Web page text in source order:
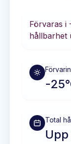
Förvaras i
hållbarhet
-
Total